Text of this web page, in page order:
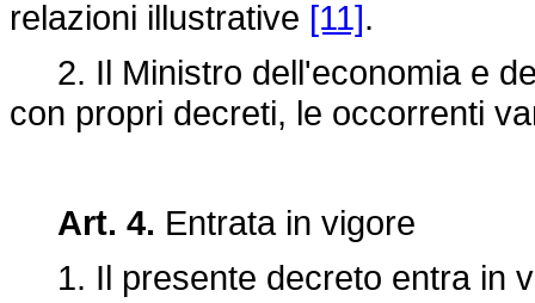
relazioni illustrative [11].
2. Il Ministro dell'economia e
con propri decreti, le occorrenti
Art. 4. Entrata in vigore
1. Il presente decreto entra in